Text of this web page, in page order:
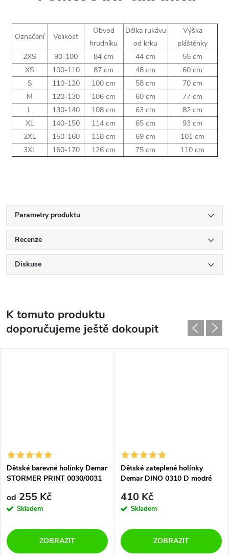
Označení Velikost
Obvod
hrudníku
Délka rukávu
od krku
Výška
pláštěnky
2XS
90-100 84 cm 44 cm
55 cm
XS
100-110 87 cm 48 cm
60 cm
S
110-120 100 cm 58 cm
70 cm
M
120-130 106 cm 60 cm
77 cm
L
130-140 108 cm 63 cm
82 cm
XL
140-150 114 cm 65 cm
93 cm
2XL
150-160 118 cm 69 cm
101 cm
3XL
160-170 126 cm 75 cm 110 cm
Parametry produktu
Recenze
Diskuse
K tomuto produktu
doporučujeme ještě dokoupit
Dětské barevné holínky Demar
STORMER PRINT 0030/0031
od 255 Kč
Skladem
ZOBRAZIT
Dětské zateplené holínky
Demar DINO 0310 D modré
410 Kč
Skladem
ZOBRAZIT